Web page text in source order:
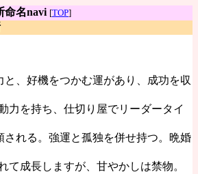
命名navi [TOP]
と、好機をつかむ運があり、成功を収
力を持ち、仕切り屋でリーダータイ
される。強運と孤独を併せ持つ。晩婚
て成長しますが、甘やかしは禁物。